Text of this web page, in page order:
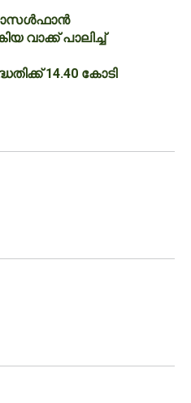
വാക്ക് പാലിച്ച്
14.40 കോടി